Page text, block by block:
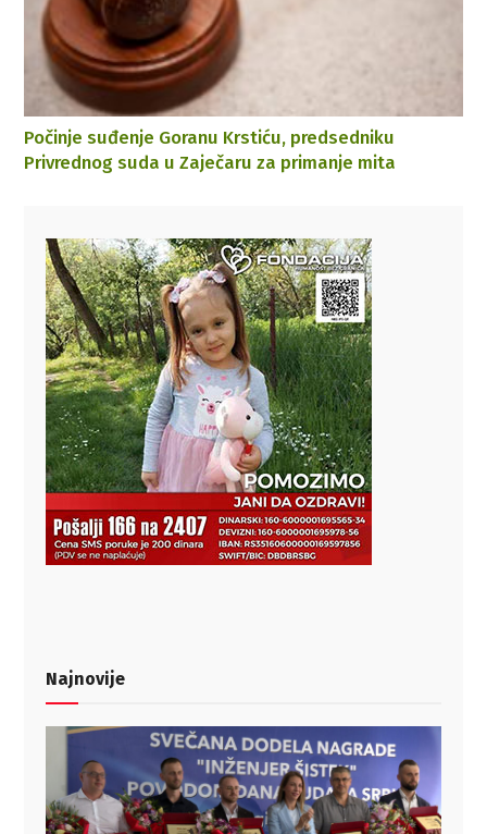
Počinje suđenje Goranu Krstiću, predsedniku
Privrednog suda u Zaječaru za primanje mita
Najnovije